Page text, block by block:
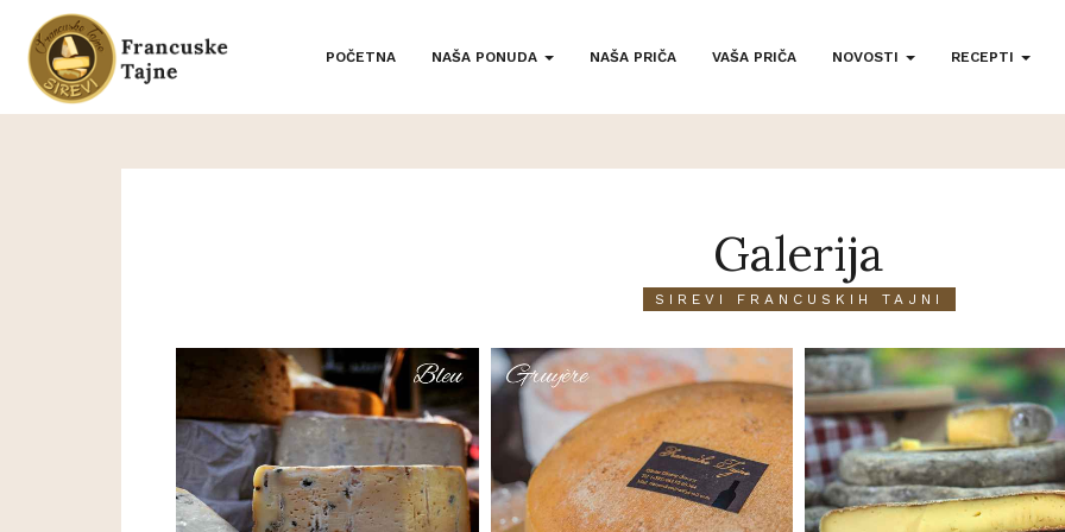
POČETNA NAŠA PONUDA NAŠA PRIČA VAŠA PRIČA NOVOSTI RECEPTI
Galerija
SIREVI FRANCUSKIH TAJNI